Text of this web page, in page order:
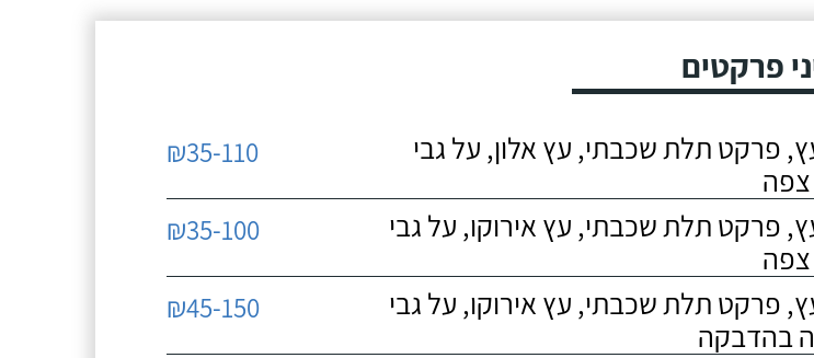
פרקטים
פרקט תלת שכבתי, עץ אלון, על גבי
₪35-110
פרקט תלת שכבתי, עץ אירוקו, על גבי
₪35-100
פרקט תלת שכבתי, עץ אירוקו, על גבי
בהדבקה
₪45-150